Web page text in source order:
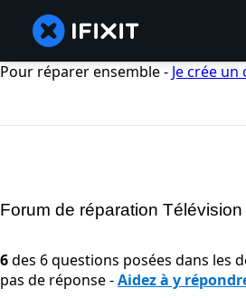
Pour réparer ensemble - Je crée
Forum de réparation Télévision
6des 6 questions posées dans les
pas de réponse -Aidez à y